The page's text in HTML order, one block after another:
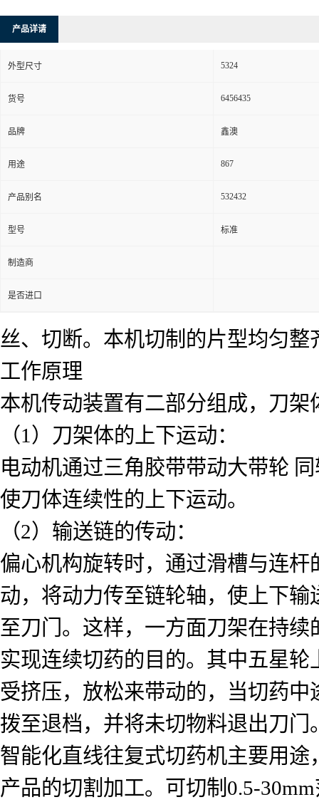
产品详请
外型尺寸 5324
货号 6456435
品牌 鑫澳
用途 867
产品别名 532432
型号 标准
制造商
是否进口
丝、切断。本机切制的片型均匀
工作原理
本机传动装置有二部分组成，刀
（1）刀架体的上下运动：
电动机通过三角胶带带动大带轮
使刀体连续性的上下运动。
（2）输送链的传动：
偏心机构旋转时，通过滑槽与连
动，将动力传至链轮轴，使上下
至刀门。这样，一方面刀架在持
实现连续切药的目的。其中五星
受挤压，放松来带动的，当切药
拨至退档，并将未切物料退出刀门
智能化直线往复式切药机主要用
产品的切割加工。可切制0.5-